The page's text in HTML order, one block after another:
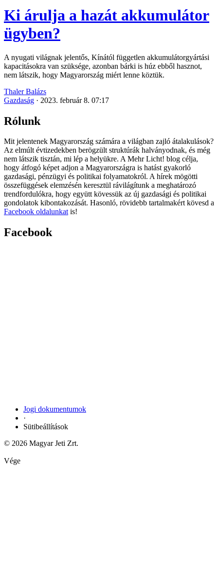
Ki árulja a hazát akkumulátor
ügyben?
A nyugati világnak jelentős, Kínától független akkumulátorgyártási
kapacitásokra van szüksége, azonban bárki is húz ebből hasznot,
nem látszik, hogy Magyarország miért lenne köztük.
Thaler Balázs
Gazdaság · 2023. február 8. 07:17
Rólunk
Mit jelentenek Magyarország számára a világban zajló átalakulások?
Az elmúlt évtizedekben berögzült struktúrák halványodnak, és még
nem látszik tisztán, mi lép a helyükre. A Mehr Licht! blog célja,
hogy átfogó képet adjon a Magyarországra is hatást gyakorló
gazdasági, pénzügyi és politikai folyamatokról. A hírek mögötti
összefüggések elemzésén keresztül rávilágítunk a meghatározó
trendfordulókra, hogy együtt kövessük az új gazdasági és politikai
gondolatok kibontakozását. Hasonló, rövidebb tartalmakért kövesd a
Facebook oldalunkatis!
Facebook
Jogi dokumentumok
·
Sütibeállítások
© 2026 Magyar Jeti Zrt.
Vége